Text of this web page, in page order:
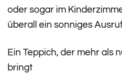
oder sogar im
überall ein sonniges
Ein Teppich, der mehr als
bringt